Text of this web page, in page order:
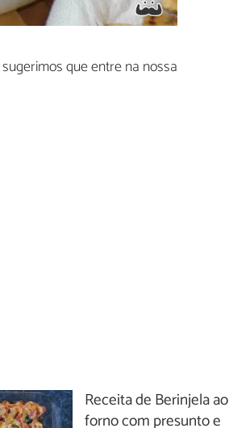
que entre na nossa
Receita de Berinjela ao
forno com presunto e